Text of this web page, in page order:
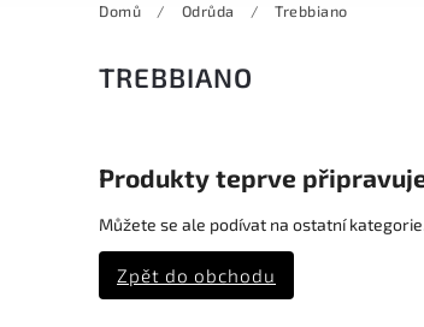
Domů / Odrůda / Trebbiano
TREBBIANO
Produkty teprve
Můžete se ale podívat na ostatní
Zpět do obchodu